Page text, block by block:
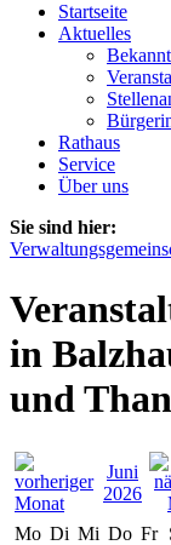
Startseite
Aktuelles
Rathaus
Service
Über uns
Sie sind hier:
in
und
Juni
2026
Mo Di Mi Do Fr